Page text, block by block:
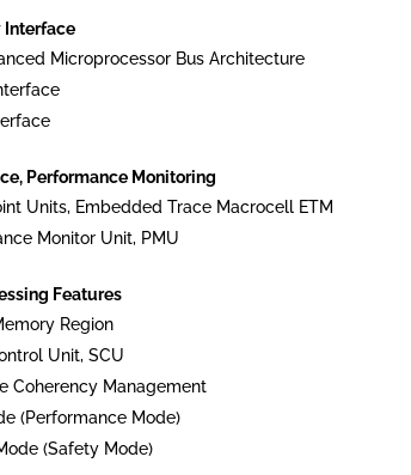
Interface
Microprocessor Bus Architecture
Performance Monitoring
Units, Embedded Trace Macrocell ETM
Monitor Unit, PMU
Features
Region
Unit, SCU
Coherency Management
(Performance Mode)
(Safety Mode)